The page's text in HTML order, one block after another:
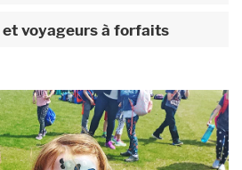
et voyageurs à forfaits